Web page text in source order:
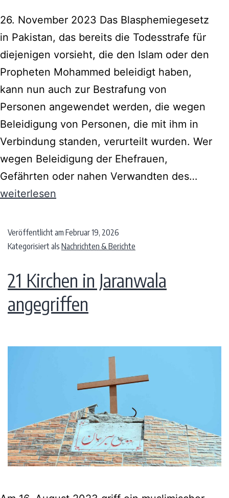
26. November 2023 Das Blasphemiegesetz
in Pakistan, das bereits die Todesstrafe für
diejenigen vorsieht, die den Islam oder den
Propheten Mohammed beleidigt haben,
kann nun auch zur Bestrafung von
Personen angewendet werden, die wegen
Beleidigung von Personen, die mit ihm in
Verbindung standen, verurteilt wurden. Wer
wegen Beleidigung der Ehefrauen,
Gefährten oder nahen Verwandten des…
weiterlesen
Veröffentlicht am Februar 19, 2026
Kategorisiert als Nachrichten & Berichte
21 Kirchen in Jaranwala
angegriffen